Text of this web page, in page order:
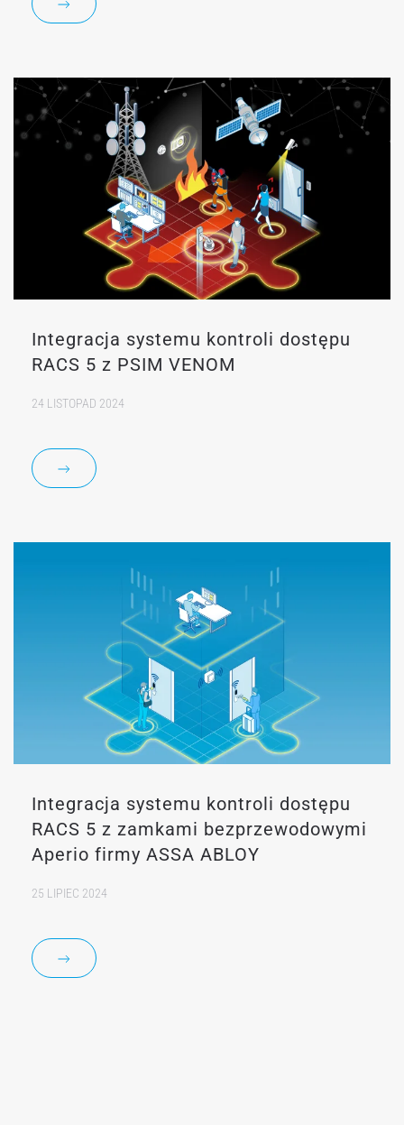
Integracja systemu kontroli dostępu
RACS 5 z PSIM VENOM
24 LISTOPAD 2024
Integracja systemu kontroli dostępu
RACS 5 z zamkami bezprzewodowymi
Aperio firmy ASSA ABLOY
25 LIPIEC 2024